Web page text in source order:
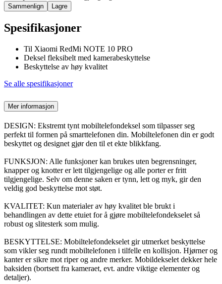
Sammenlign Lagre
Spesifikasjoner
Til Xiaomi RedMi NOTE 10 PRO
Deksel fleksibelt med kamerabeskyttelse
Beskyttelse av høy kvalitet
Se alle spesifikasjoner
Mer informasjon
DESIGN: Ekstremt tynt mobiltelefondeksel som tilpasser seg
perfekt til formen på smarttelefonen din. Mobiltelefonen din er godt
beskyttet og designet gjør den til et ekte blikkfang.
FUNKSJON: Alle funksjoner kan brukes uten begrensninger,
knapper og knotter er lett tilgjengelige og alle porter er fritt
tilgjengelige. Selv om denne saken er tynn, lett og myk, gir den
veldig god beskyttelse mot støt.
KVALITET: Kun materialer av høy kvalitet ble brukt i
behandlingen av dette etuiet for å gjøre mobiltelefondekselet så
robust og slitesterk som mulig.
BESKYTTELSE: Mobiltelefondekselet gir utmerket beskyttelse
som vikler seg rundt mobiltelefonen i tilfelle en kollisjon. Hjørner og
kanter er sikre mot riper og andre merker. Mobildekselet dekker hele
baksiden (bortsett fra kameraet, evt. andre viktige elementer og
detaljer).